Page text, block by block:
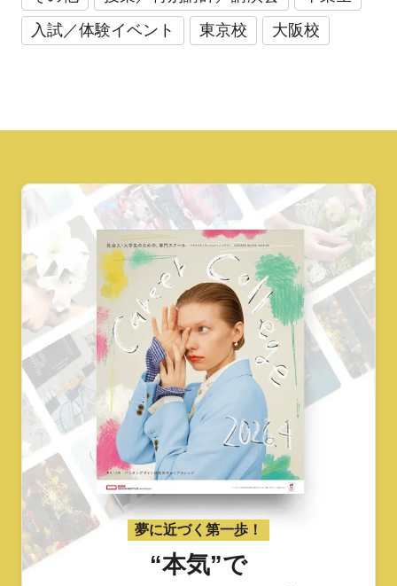
入試／体験イベント
東京校 大阪校
夢に近づく第一歩！
“本気”で